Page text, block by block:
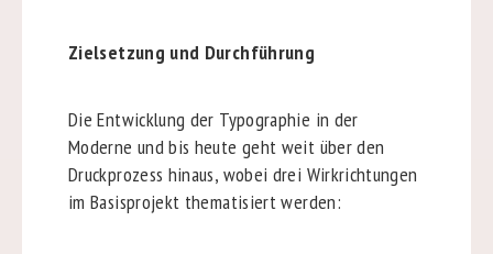
Zielsetzung und Durchführung
Die Entwicklung der Typographie in der
Moderne und bis heute geht weit über den
Druckprozess hinaus, wobei drei Wirkrichtungen
im Basisprojekt thematisiert werden: